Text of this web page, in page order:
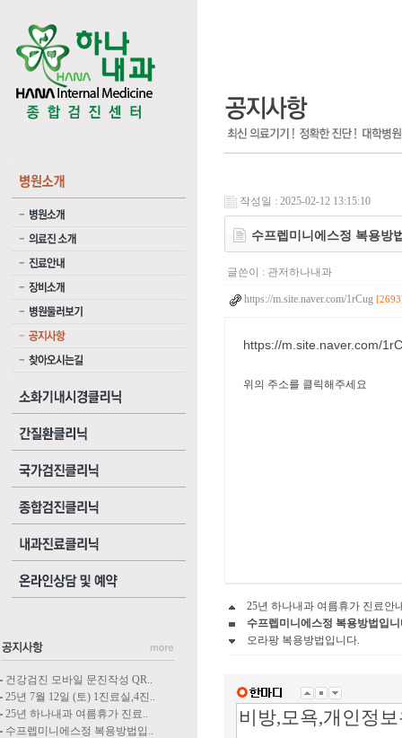
건강검진 모바일 문진작성 QR..
25년 7월 12일 (토) 1진료실,4진..
25년 하나내과 여름휴가 진료..
수프렙미니에스정 복용방법입..
작성일 : 2025-02-12 13:15:10
수프렙미니에스정 복용방
글쓴이 : 관저하나내과
https://m.site.naver.com/1rCug
https://m.site.naver.com/
위의 주소를 클릭해주세요
25년 하나내과 여름휴가 진료안
수프렙미니에스정 복용방법입
오라팡 복용방법입니다.